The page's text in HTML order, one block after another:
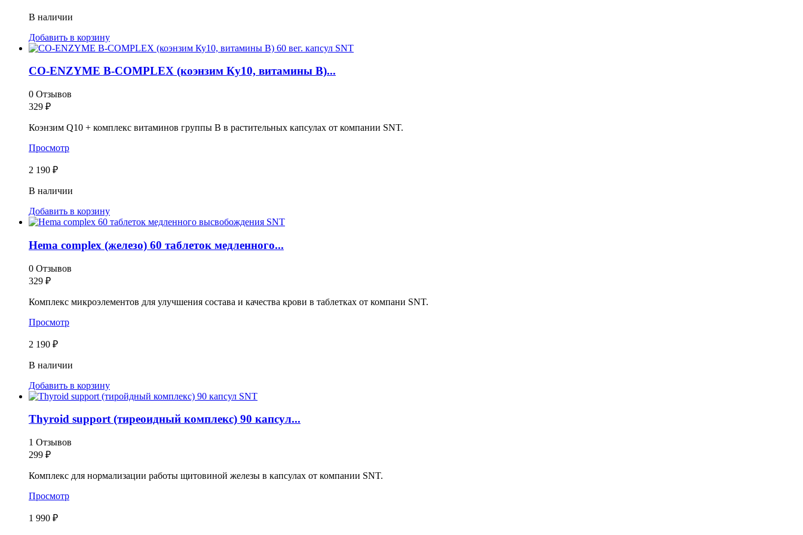
В наличии
Добавить в корзину
CO-ENZYME B-COMPLEX (коэнзим Ку10, витамины B)...
0 Отзывов
329 ₽
Коэнзим Q10 + комплекс витаминов группы B в растительных капсулах от компании SNT.
Просмотр
2 190 ₽
В наличии
Добавить в корзину
Hema complex (железо) 60 таблеток медленного...
0 Отзывов
329 ₽
Комплекс микроэлементов для улучшения состава и качества крови в таблетках от компани SNT.
Просмотр
2 190 ₽
В наличии
Добавить в корзину
Thyroid support (тиреоидный комплекс) 90 капсул...
1 Отзывов
299 ₽
Комплекс для нормализации работы щитовиной железы в капсулах от компании SNT.
Просмотр
1 990 ₽